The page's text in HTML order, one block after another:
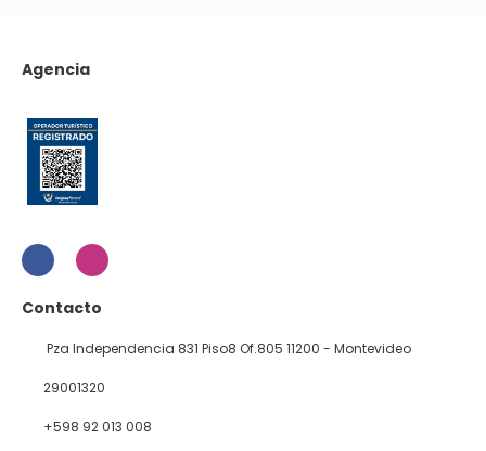
Agencia
Contacto
Pza Independencia 831 Piso8 Of.805 11200 - Montevideo
29001320
+598 92 013 008